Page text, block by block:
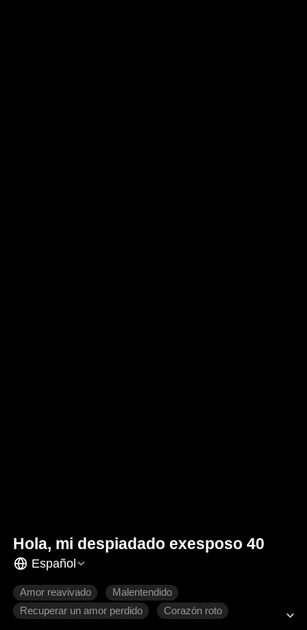
Hola, mi despiadado exesposo 40
Español
Amor reavivado
Malentendido
Recuperar un amor perdido
Corazón roto